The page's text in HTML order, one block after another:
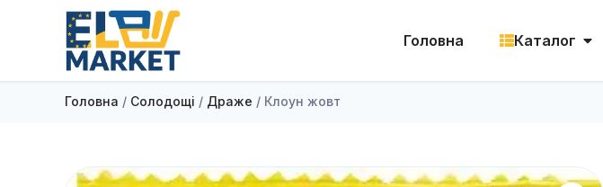
Головна Каталог
Головна / Солодощі / Драже / Клоун жовт